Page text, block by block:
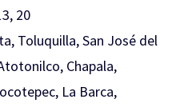
20
Toluquilla, San José del
Chapala,
La Barca,